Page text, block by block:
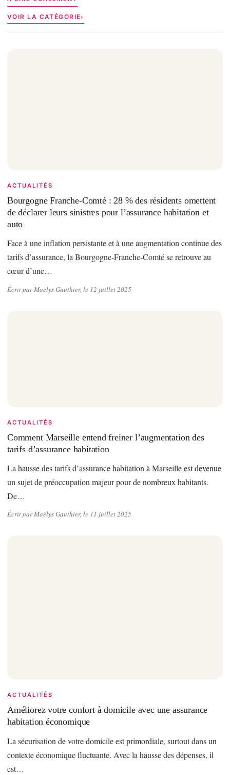
VOIR LA CATÉGORIE
ACTUALITÉS
Bourgogne Franche-Comté : 28 % des résidents omettent
de déclarer leurs sinistres pour l’assurance habitation et
auto
Face à une inflation persistante et à une augmentation continue des
tarifs d’assurance, la Bourgogne-Franche-Comté se retrouve au
cœur d’une…
Écrit par Maëlys Gauthier, le 12 juillet 2025
ACTUALITÉS
Comment Marseille entend freiner l’augmentation des
tarifs d’assurance habitation
La hausse des tarifs d’assurance habitation à Marseille est devenue
un sujet de préoccupation majeur pour de nombreux habitants.
De…
Écrit par Maëlys Gauthier, le 11 juillet 2025
ACTUALITÉS
Améliorez votre confort à domicile avec une assurance
habitation économique
La sécurisation de votre domicile est primordiale, surtout dans un
contexte économique fluctuante. Avec la hausse des dépenses, il
est…